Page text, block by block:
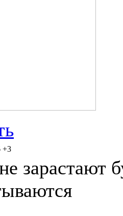
+3
зарастают